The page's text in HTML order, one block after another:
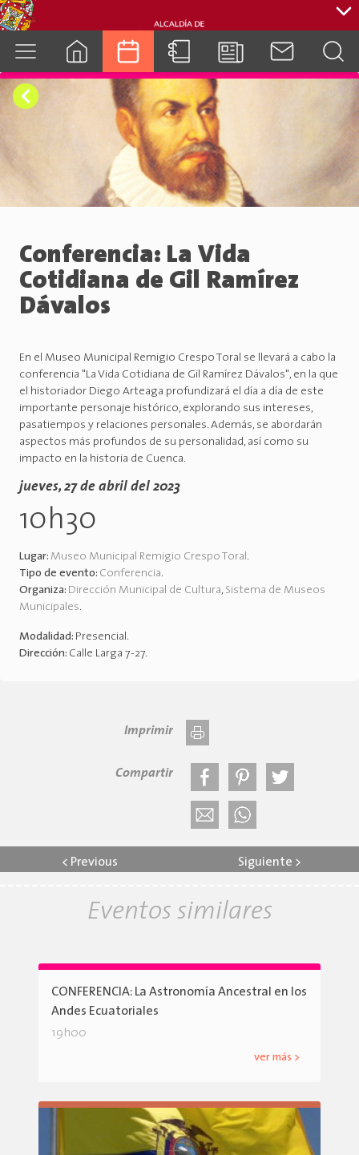
cuenca.gob.ec
Conferencia: La Vida
Cotidiana de Gil Ramírez
Dávalos
En el Museo Municipal Remigio Crespo Toral se llevará a cabo la
conferencia "La Vida Cotidiana de Gil Ramírez Dávalos", en la que
el historiador Diego Arteaga profundizará el día a día de este
importante personaje histórico, explorando sus intereses,
pasatiempos y relaciones personales. Además, se abordarán
aspectos más profundos de su personalidad, así como su
impacto en la historia de Cuenca.
jueves, 27 de abril del 2023
10h30
Lugar: Museo Municipal Remigio Crespo Toral.
Tipo de evento: Conferencia.
Organiza: Dirección Municipal de Cultura, Sistema de Museos
Municipales.
Modalidad: Presencial.
Dirección: Calle Larga 7-27.
Imprimir
Compartir
< Previous Siguiente >
Eventos similares
CONFERENCIA: La Astronomía Ancestral en los
Andes Ecuatoriales
19h00
ver más >